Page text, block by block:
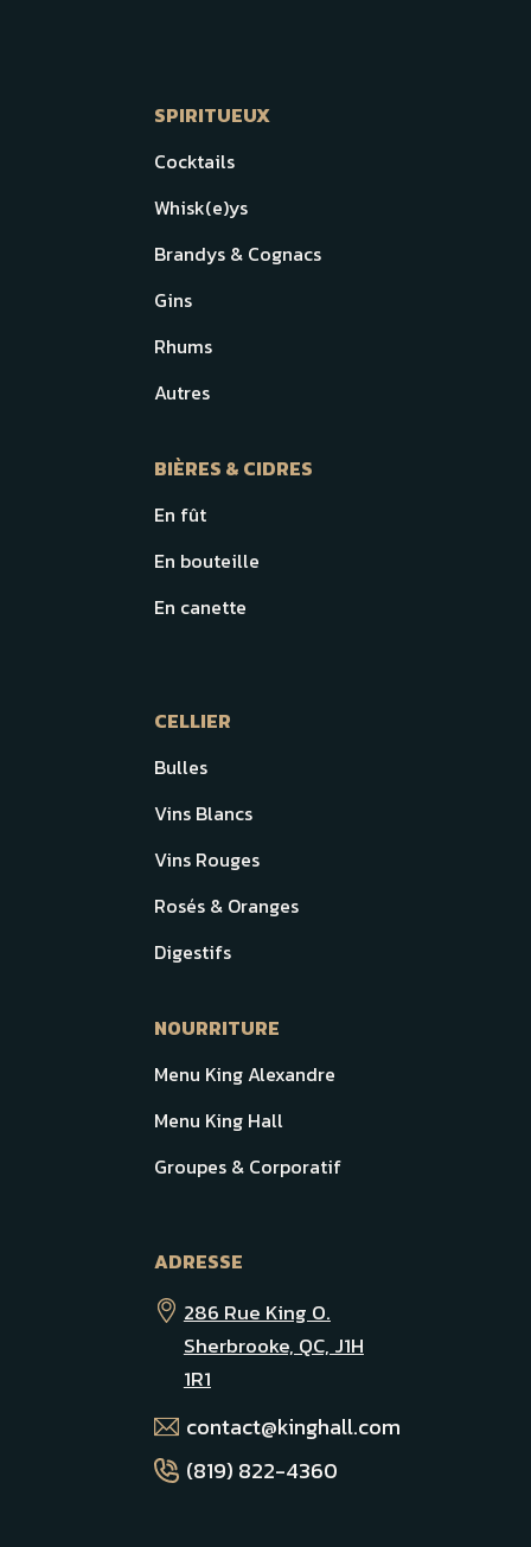
SPIRITUEUX
Cocktails
Whisk(e)ys
Brandys & Cognacs
Gins
Rhums
Autres
BIÈRES & CIDRES
En fût
En bouteille
En canette
CELLIER
Bulles
Vins Blancs
Vins Rouges
Rosés & Oranges
Digestifs
NOURRITURE
Menu King Alexandre
Menu King Hall
Groupes & Corporatif
ADRESSE
286 Rue King O.
Sherbrooke, QC, J1H
1R1
contact@kinghall.com
(819) 822-4360